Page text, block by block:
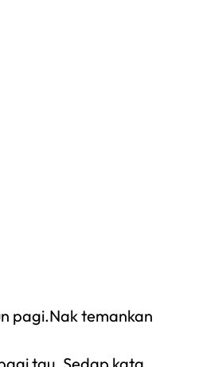
pagi.Nak temankan